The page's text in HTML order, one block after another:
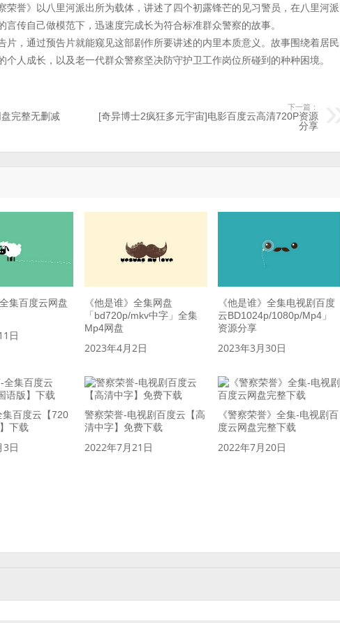
誉》以八里河派出所为载体，讲述了四个初露锋芒的见习警员，在八里河派
传自己做模范下，迅速度完成长为符合标准群众警察的故事。
片，通过预告片就能窥见这部剧作所要讲述的内里本质意义。故事围绕着居民
人成长，以及老一代群众警察坚决防守护卫工作岗位所碰到的种种困境。
完整无删减
下一篇：
[奇异博士2疯狂多元宇宙]电影百度云高清720P资源
分享
集百度云网盘
日
《他是谁》全集网盘
「bd720p/mkv中字」全集
Mp4网盘
2023年4月2日
《他是谁》全集电视剧百度
云BD1024p/1080p/Mp4」
资源分享
2023年3月30日
集百度云【720
下载
3日
警察荣誉-电视剧百度云【高
清中字】免费下载
2022年7月21日
《警察荣誉》全集-电视剧百
度云网盘完整下载
2022年7月20日